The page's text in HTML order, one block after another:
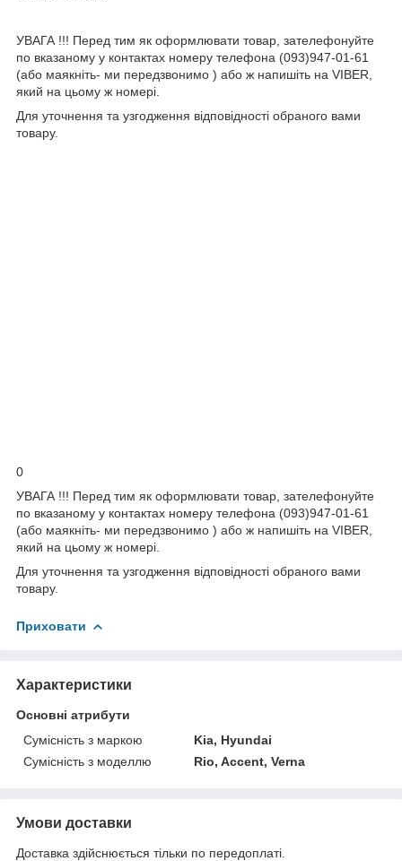
УВАГА !!! Перед тим як оформлювати товар, зателефонуйте
по вказаному у контактах номеру телефона (093)947-01-61
(або маякніть- ми передзвонимо ) або ж напишіть на VIBER,
який на цьому ж номері.
Для уточнення та узгодження відповідності обраного вами
товару.
0
УВАГА !!! Перед тим як оформлювати товар, зателефонуйте
по вказаному у контактах номеру телефона (093)947-01-61
(або маякніть- ми передзвонимо ) або ж напишіть на VIBER,
який на цьому ж номері.
Для уточнення та узгодження відповідності обраного вами
товару.
Приховати
Характеристики
Основні атрибути
Сумісність з маркою
Kia, Hyundai
Сумісність з моделлю
Rio, Accent, Verna
Умови доставки
Доставка здійснюється тільки по передоплаті.